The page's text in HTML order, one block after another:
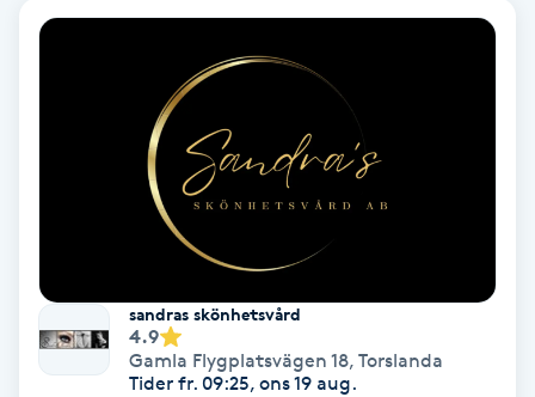
Funktionsanalys
Gel naglar
sandras skönhetsvård
4.9
Gamla Flygplatsvägen 18, Torslanda
Tider fr. 09:25, ons 19 aug.